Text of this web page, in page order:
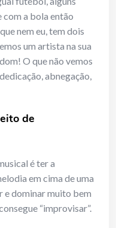
com a bola então
nem eu, tem dois
um artista na sua
O que não vemos
abnegação,
de
é ter a
em cima de uma
e dominar muito bem
“improvisar”.